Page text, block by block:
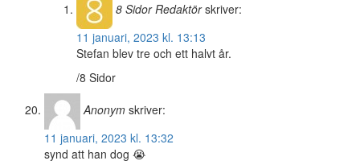
8 SidorRedaktör skriver:
11 januari, 2023 kl. 13:13
Stefan blev tre och ett halvt år.
/8 Sidor
Anonym skriver:
11 januari, 2023 kl. 13:32
synd att han dog 😭